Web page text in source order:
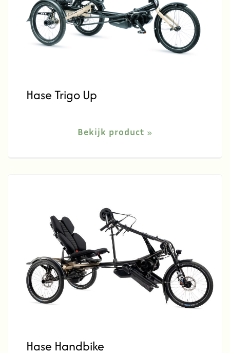
Hase Trigo Up
Bekijk product
Hase Handbike